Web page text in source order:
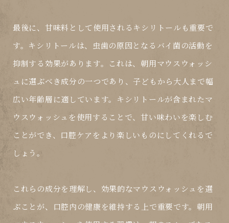
最後に、甘味料として使用されるキシリトールも重要で
す。キシリトールは、虫歯の原因となるバイ菌の活動を
抑制する効果があります。これは、朝用マウスウォッシ
ュに選ぶべき成分の一つであり、子どもから大人まで幅
広い年齢層に適しています。キシリトールが含まれたマ
ウスウォッシュを使用することで、甘い味わいを楽しむ
ことができ、口腔ケアをより楽しいものにしてくれるで
しょう。
これらの成分を理解し、効果的なマウスウォッシュを選
ぶことが、口腔内の健康を維持する上で重要です。朝用